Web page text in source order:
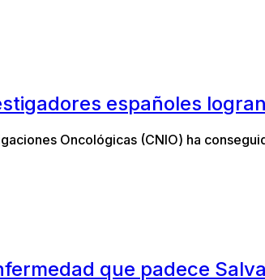
españoles
Oncológicas (CNIO) ha
que padece